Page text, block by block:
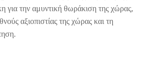
για την αμυντική θωράκιση της χώρας,
αξιοπιστίας της χώρας και τη